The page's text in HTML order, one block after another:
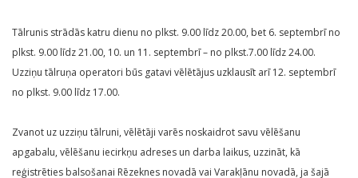
Tālrunis strādās katru dienu no plkst. 9.00 līdz 20.00, bet 6. septembrī no
plkst. 9.00 līdz 21.00, 10. un 11. septembrī – no plkst.7.00 līdz 24.00.
Uzziņu tālruņa operatori būs gatavi vēlētājus uzklausīt arī 12. septembrī
no plkst. 9.00 līdz 17.00.
Zvanot uz uzziņu tālruni, vēlētāji varēs noskaidrot savu vēlēšanu
apgabalu, vēlēšanu iecirkņu adreses un darba laikus, uzzināt, kā
reģistrēties balsošanai Rēzeknes novadā vai Varakļānu novadā, ja šajā